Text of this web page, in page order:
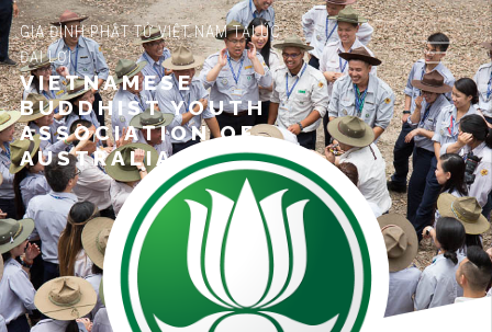
GIA ĐÌNH PHẬT TỬ VIỆT NAM TẠI ÚC
ĐẠI LỢI
VIETNAMESE
BUDDHIST YOUTH
ASSOCIATION OF
AUSTRALIA